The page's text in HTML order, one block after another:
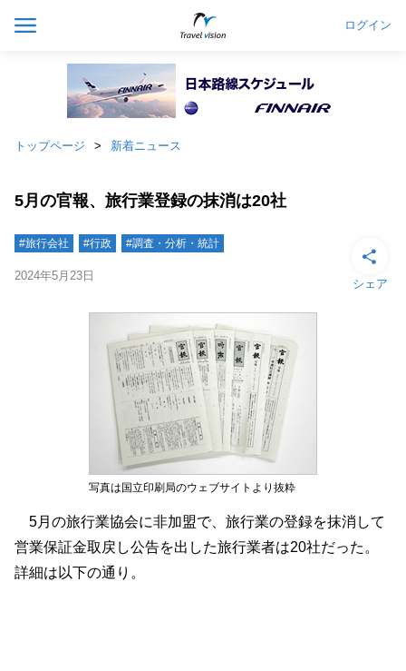
ログイン
トップページ 新着ニュース
5月の官報、旅行業登録の抹消は20社
#旅行会社 #行政 #調査・分析・統計
2024年5月23日
シェア
写真は国立印刷局のウェブサイトより抜粋
5月の旅行業協会に非加盟で、旅行業の登録を抹消して
営業保証金取戻し公告を出した旅行業者は20社だった。
詳細は以下の通り。